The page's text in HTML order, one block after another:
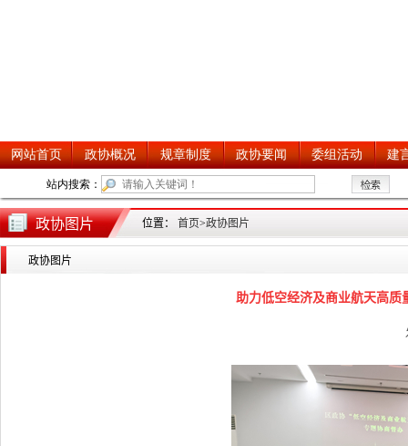
政协图片 位置： 首页>政协图片
政协图片
助力低空经济及商业航天高